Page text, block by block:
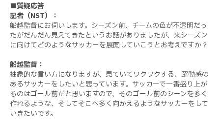
■質疑応答
記者（NST）：
船越監督にお伺いします。シーズン前、チームの色が不透明だっ
たがだんだん見えてきたというお話がありましたが、来シーズン
に向けてどのようなサッカーを展開していこうとお考えですか？
船越監督：
抽象的な言い方になりますが、見ていてワクワクする、躍動感の
あるサッカーをしたいと思っています。サッカーで一番盛り上が
るのはゴール前だと思いますので、そのゴール前のシーンを多く
作れるような、そしてそこへ多く向かえるようなサッカーをして
いきたいです。